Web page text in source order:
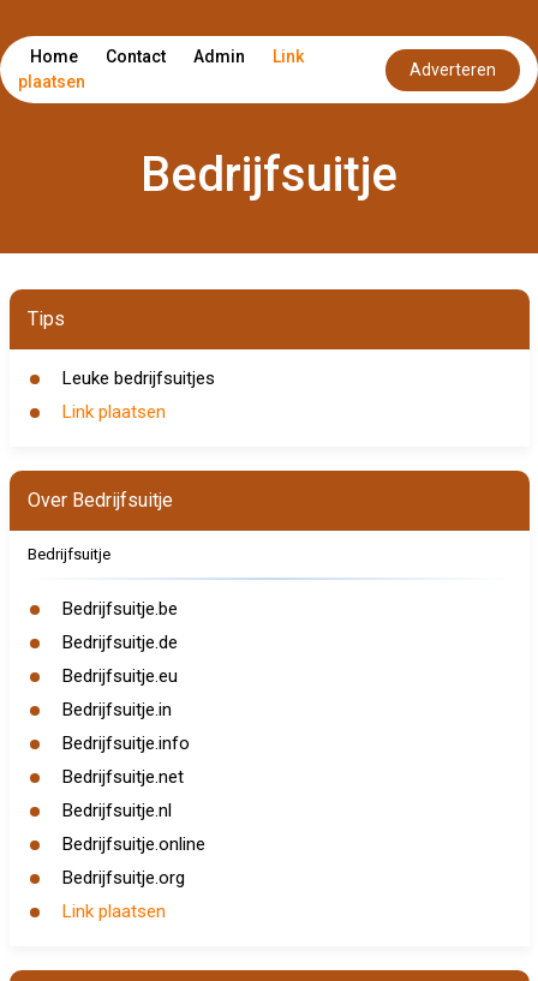
Home Contact Admin
Link
plaatsen
Adverteren
Bedrijfsuitje
Tips
Leuke bedrijfsuitjes
Link plaatsen
Over Bedrijfsuitje
Bedrijfsuitje
Bedrijfsuitje.be
Bedrijfsuitje.de
Bedrijfsuitje.eu
Bedrijfsuitje.in
Bedrijfsuitje.info
Bedrijfsuitje.net
Bedrijfsuitje.nl
Bedrijfsuitje.online
Bedrijfsuitje.org
Link plaatsen